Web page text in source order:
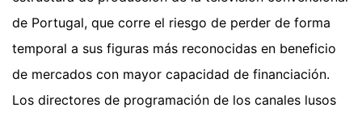
de Portugal, que corre el riesgo de perder de forma
temporal a sus figuras más reconocidas en beneficio
de mercados con mayor capacidad de financiación.
Los directores de programación de los canales lusos